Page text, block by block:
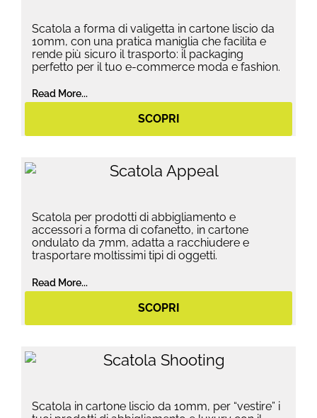
Scatola a forma di valigetta in cartone liscio da
10mm, con una pratica maniglia che facilita e
rende più sicuro il trasporto: il packaging
perfetto per il tuo e-commerce moda e fashion.
Read More...
SCOPRI
Scatola per prodotti di abbigliamento e
accessori a forma di cofanetto, in cartone
ondulato da 7mm, adatta a racchiudere e
trasportare moltissimi tipi di oggetti.
Read More...
SCOPRI
Scatola in cartone liscio da 10mm, per “vestire” i